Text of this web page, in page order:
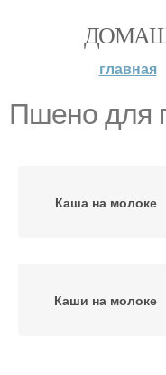
главная
Пшено для
Каша на молоке
Каши на молоке